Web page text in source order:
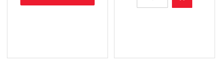
Losion
kože